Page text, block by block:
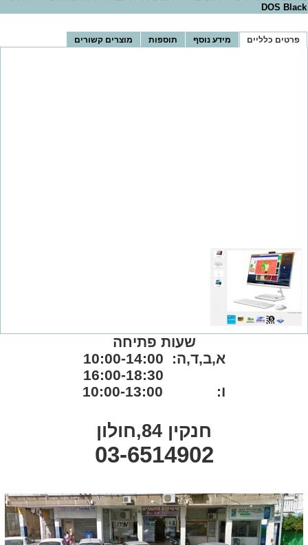
DOS Black
פרטים כלליים מידע נוסף תוספות מוצרים קשורים
שעות פתיחה
א,ב,ד,ה: 10:00-14:00
ו: 10:00-13:00
חנקין 84,חולון
03-6514902